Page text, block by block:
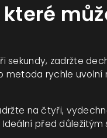
sekundy, zadržte
metoda rychle
na čtyři,
před